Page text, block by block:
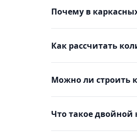
Почему в
Как рассчитать
Можно ли строить
Что такое двойной